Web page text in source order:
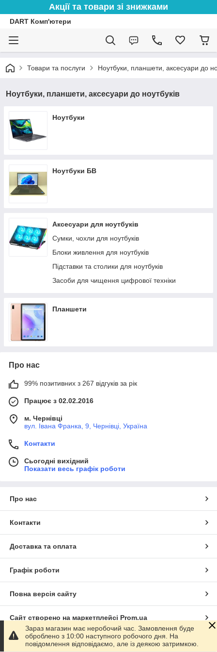
Акції та товари зі знижками
DART Комп'ютери
Товари та послуги Ноутбуки, планшети, аксесуари до
Ноутбуки, планшети, аксесуари до ноутбуків
Ноутбуки
Ноутбуки БВ
Аксесуари для ноутбуків
Сумки, чохли для ноутбуків
Блоки живлення для ноутбуків
Підставки та столики для ноутбуків
Засоби для чищення цифрової техніки
Планшети
Про нас
99% позитивних з 267 відгуків за рік
Працює з 02.02.2016
м. Чернівці
вул. Івана Франка, 9, Чернівці, Україна
Контакти
Сьогодні вихідний
Показати весь графік роботи
Про нас
Контакти
Доставка та оплата
Графік роботи
Повна версія сайту
Сайт створено на маркетплейсі Prom.ua
Політика конфіденційності
Зараз магазин має неробочий час. Замовлення буде
оброблено з 10:00 наступного робочого дня. На
повідомлення відповідаємо, але із деякою затримкою.